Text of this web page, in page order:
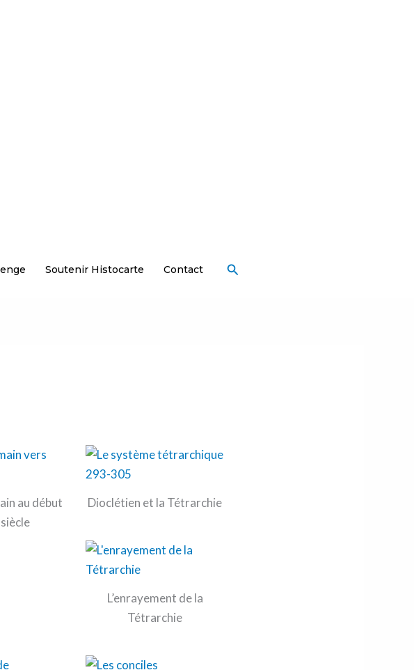
Soutenir Histocarte Contact Rechercher
au début
Dioclétien et la Tétrarchie
L’enrayement de la
Tétrarchie